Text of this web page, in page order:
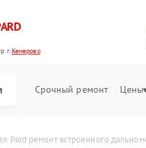
г.Кемерово
Срочный ремонт Цены
Pard ремонт встроенного